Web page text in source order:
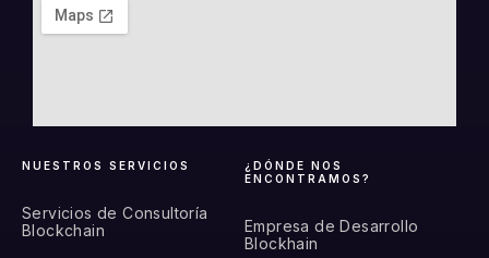
NUESTROS SERVICIOS
Servicios de Consultoría
Blockchain
¿DÓNDE NOS
ENCONTRAMOS?
Empresa de Desarrollo
Blockhain